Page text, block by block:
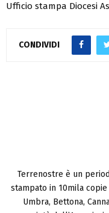
Ufficio stampa Diocesi
CONDIVIDI
Terrenostre è un
stampato in 10mila
Umbra, Bettona,